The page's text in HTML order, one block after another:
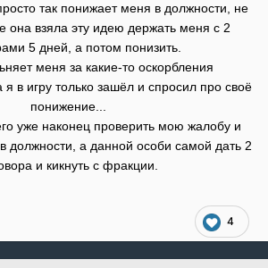
так понижает меня в должности, не
она взяла эту идею держать меня с 2
5 дней, а потом понизить.
меня за какие-то оскорбления
я в игру только зашёл и спросил про своё
понижение...
уже наконец проверить мою жалобу и
должности, а данной особи самой дать 2
и кикнуть с фракции.
4